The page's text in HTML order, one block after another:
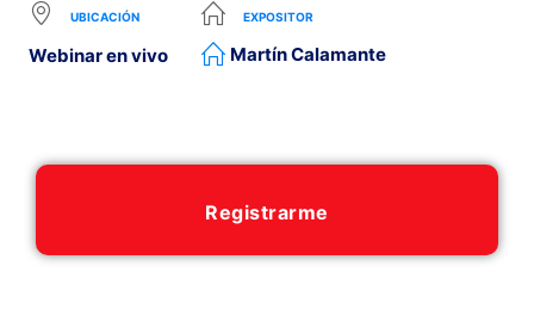
UBICACIÓN
Webinar en vivo
EXPOSITOR
Martín Calamante
Registrarme